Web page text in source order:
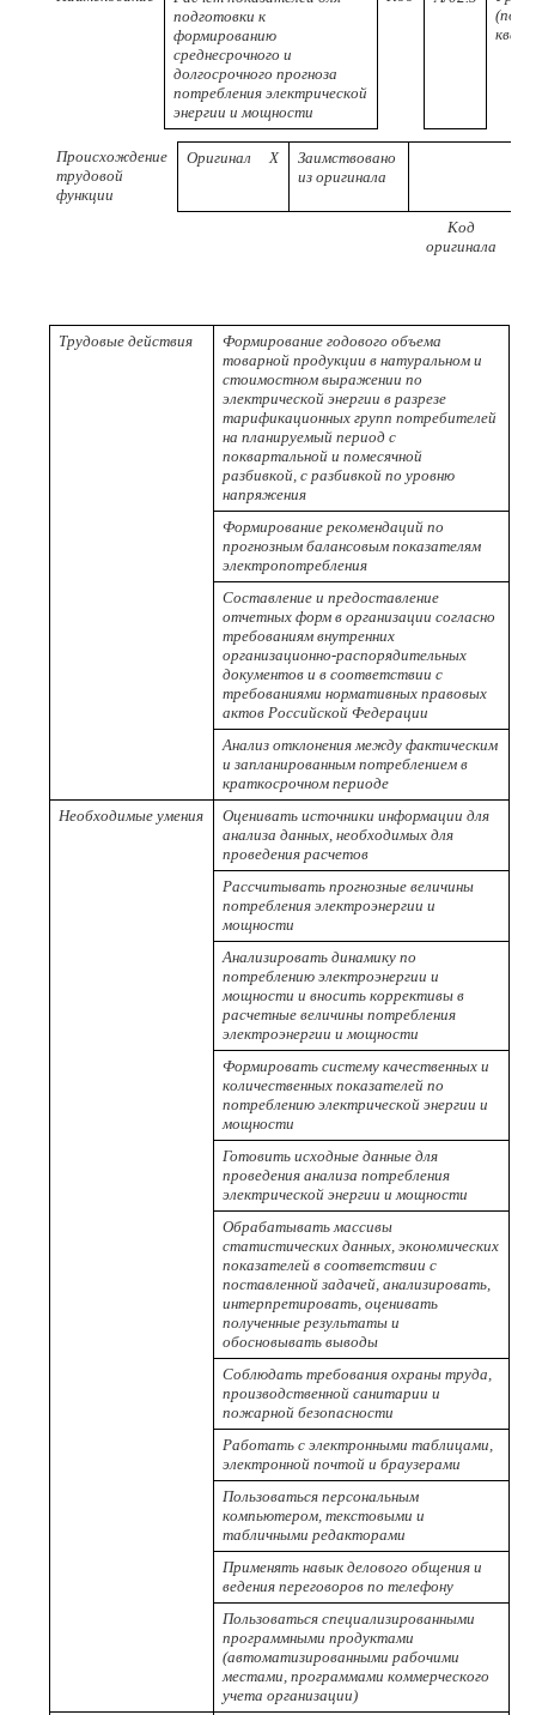
подготовки к
формированию
среднесрочного и
долгосрочного прогноза
потребления электрической
энергии и мощности
Происхождение
трудовой
функции
Оригинал X
Заимствовано
из оригинала
Код
оригинала
Трудовые действия
Формирование годового объема
товарной продукции в натуральном и
стоимостном выражении по
электрической энергии в разрезе
тарификационных групп потребителей
на планируемый период с
поквартальной и помесячной
разбивкой, с разбивкой по уровню
напряжения
Формирование рекомендаций по
прогнозным балансовым показателям
электропотребления
Составление и предоставление
отчетных форм в организации согласно
требованиям внутренних
организационно-распорядительных
документов и в соответствии с
требованиями нормативных правовых
актов Российской Федерации
Анализ отклонения между фактическим
и запланированным потреблением в
краткосрочном периоде
Необходимые умения
Оценивать источники информации для
анализа данных, необходимых для
проведения расчетов
Рассчитывать прогнозные величины
потребления электроэнергии и
мощности
Анализировать динамику по
потреблению электроэнергии и
мощности и вносить коррективы в
расчетные величины потребления
электроэнергии и мощности
Формировать систему качественных и
количественных показателей по
потреблению электрической энергии и
мощности
Готовить исходные данные для
проведения анализа потребления
электрической энергии и мощности
Обрабатывать массивы
статистических данных, экономических
показателей в соответствии с
поставленной задачей, анализировать,
интерпретировать, оценивать
полученные результаты и
обосновывать выводы
Соблюдать требования охраны труда,
производственной санитарии и
пожарной безопасности
Работать с электронными таблицами,
электронной почтой и браузерами
Пользоваться персональным
компьютером, текстовыми и
табличными редакторами
Применять навык делового общения и
ведения переговоров по телефону
Пользоваться специализированными
программными продуктами
(автоматизированными рабочими
местами, программами коммерческого
учета организации)